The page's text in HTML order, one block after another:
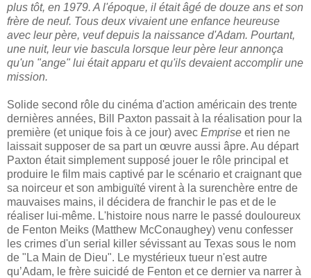
plus tôt, en 1979. A l'époque, il était âgé de douze ans et son
frère de neuf. Tous deux vivaient une enfance heureuse
avec leur père, veuf depuis la naissance d'Adam. Pourtant,
une nuit, leur vie bascula lorsque leur père leur annonça
qu'un "ange" lui était apparu et qu'ils devaient accomplir une
mission.
Solide second rôle du cinéma d'action américain des trente
dernières années, Bill Paxton passait à la réalisation pour la
première (et unique fois à ce jour) avec Emprise et rien ne
laissait supposer de sa part un œuvre aussi âpre. Au départ
Paxton était simplement supposé jouer le rôle principal et
produire le film mais captivé par le scénario et craignant que
sa noirceur et son ambiguïté virent à la surenchère entre de
mauvaises mains, il décidera de franchir le pas et de le
réaliser lui-même. L'histoire nous narre le passé douloureux
de Fenton Meiks (Matthew McConaughey) venu confesser
les crimes d'un serial killer sévissant au Texas sous le nom
de "La Main de Dieu". Le mystérieux tueur n'est autre
qu’Adam, le frère suicidé de Fenton et ce dernier va narrer à